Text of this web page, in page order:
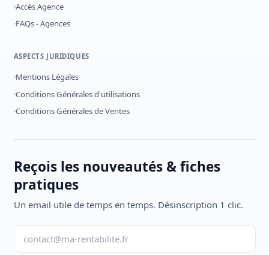
Accès Agence
FAQs - Agences
ASPECTS JURIDIQUES
Mentions Légales
Conditions Générales d'utilisations
Conditions Générales de Ventes
Reçois les nouveautés & fiches
pratiques
Un email utile de temps en temps. Désinscription 1 clic.